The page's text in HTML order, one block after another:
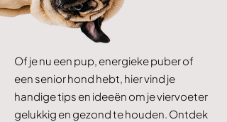
Of je nu een pup, energieke puber of
een senior hond hebt, hier vind je
handige tips en ideeën om je viervoeter
gelukkig en gezond te houden. Ontdek